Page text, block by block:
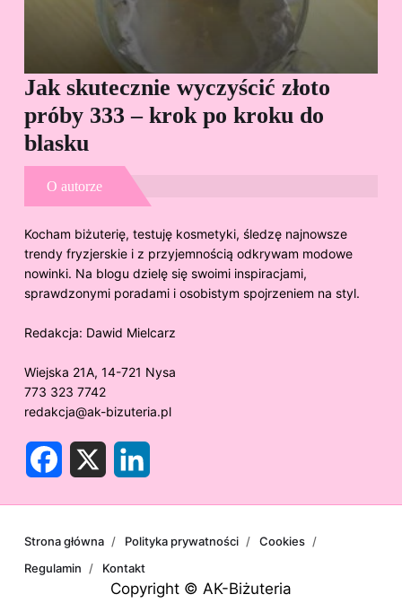
Jak skutecznie wyczyścić złoto
próby 333 – krok po kroku do
blasku
O autorze
Kocham biżuterię, testuję kosmetyki, śledzę najnowsze
trendy fryzjerskie i z przyjemnością odkrywam modowe
nowinki. Na blogu dzielę się swoimi inspiracjami,
sprawdzonymi poradami i osobistym spojrzeniem na styl.
Redakcja: Dawid Mielcarz
Wiejska 21A, 14-721 Nysa
773 323 7742
redakcja@ak-bizuteria.pl
b
k
e
n
Copyright © AK-Biżuteria
Strona główna Polityka prywatności
Cookies
Regulamin
Kontakt